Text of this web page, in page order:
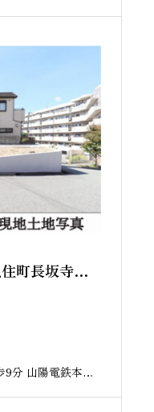
住町長坂寺
分 山陽電鉄本線